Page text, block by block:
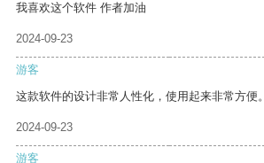
我喜欢这个软件 作者加油
2024-09-23
游客
这款软件的设计非常人性化，使用起来非常方便。
2024-09-23
游客